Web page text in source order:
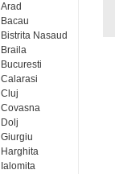
Arad
Bacau
Bistrita Nasaud
Braila
Bucuresti
Calarasi
Cluj
Covasna
Dolj
Giurgiu
Harghita
Ialomita